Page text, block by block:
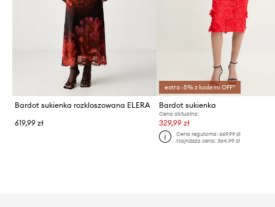
Bardot sukienka rozkloszowana ELERA
619,99 zł
extra -5% z kodem: OFF*
Bardot sukienka
Cena aktualna:
329,99 zł
Cena regularna: 669,99 zł
Najniższa cena: 364,99 zł